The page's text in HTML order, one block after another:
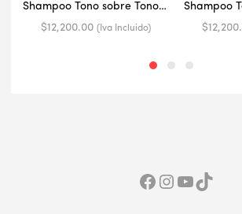
Shampoo Tono sobre Tono Rojo Excitante – 90ML
$12,200.00 (Iva Incluido)
$
Facebook
Red Social Instagram
YouTube
TikTok